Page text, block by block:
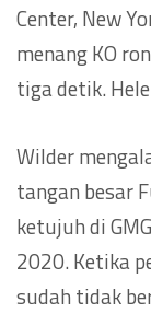
Center, New
menang KO
tiga detik.
Wilder
tangan besar
ketujuh di
2020. Ketika
sudah tidak